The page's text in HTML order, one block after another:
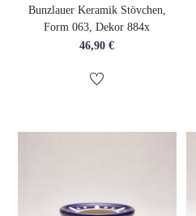
Bunzlauer Keramik Stövchen,
Form 063, Dekor 884x
46,90€